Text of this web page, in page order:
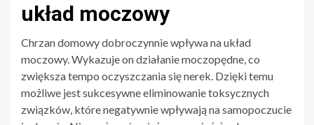
układ moczowy
Chrzan domowy dobroczynnie wpływa na układ
moczowy. Wykazuje on działanie moczopędne, co
zwiększa tempo oczyszczania się nerek. Dzięki temu
możliwe jest sukcesywne eliminowanie toksycznych
związków, które negatywnie wpływają na samopoczucie